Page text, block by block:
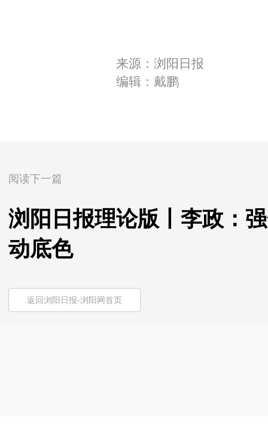
来源：浏阳日报
编辑：戴鹏
阅读下一篇
浏阳日报理论版丨李政：
动底色
返回浏阳日报-浏阳网首页